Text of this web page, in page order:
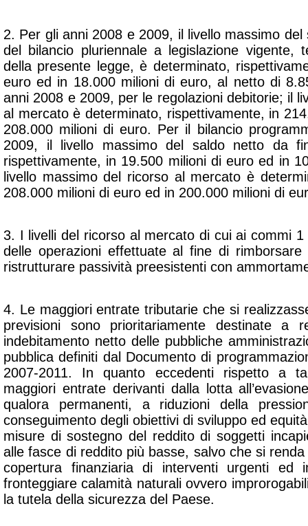
2. Per gli anni 2008 e 2009, il livello massimo
del bilancio pluriennale a legislazione vigente,
della presente legge, è determinato,
euro ed in 18.000 milioni di euro, al netto di
anni 2008 e 2009, per le regolazioni debitorie; il
al mercato è determinato, rispettivamente, in
208.000 milioni di euro. Per il bilancio
2009, il livello massimo del saldo netto da
rispettivamente, in 19.500 milioni di euro ed in
livello massimo del ricorso al mercato è
208.000 milioni di euro ed in 200.000 milioni di
3. I livelli del ricorso al mercato di cui ai commi
delle operazioni effettuate al fine di
ristrutturare passività preesistenti con
4. Le maggiori entrate tributarie che si
previsioni sono prioritariamente destinate a
indebitamento netto delle pubbliche
pubblica definiti dal Documento di
2007-2011. In quanto eccedenti rispetto a
maggiori entrate derivanti dalla lotta
qualora permanenti, a riduzioni della
conseguimento degli obiettivi di sviluppo ed
misure di sostegno del reddito di soggetti
alle fasce di reddito più basse, salvo che si
copertura finanziaria di interventi urgenti ed
fronteggiare calamità naturali ovvero
la tutela della sicurezza del Paese.